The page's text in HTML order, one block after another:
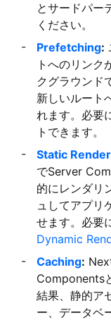
とサードパー
ください。
Prefetching:
トへのリン
クグラウンド
新しいルート
れます。必要
トできます。
Static
でServer
的にレンダリ
ュしてアプリ
せます。必要
Dynamic
Caching:
Components
結果、静的ア
ー、データベ